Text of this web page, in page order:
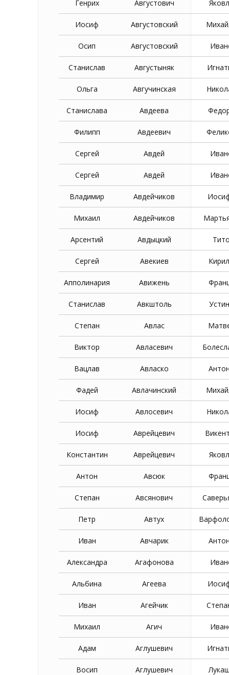
Генрих Августович
Иосиф Августовский
Осип Августовский
Станислав Августыняк
Ольга Авгучинская
Станислава Авдеева
Филипп Авдеевич
Сергей Авдей
Сергей Авдей
Владимир Авдейчиков
Михаил Авдейчиков
Арсентий Авдыцкий
Сергей Авекиев
Апполинария Авижень
Станислав Авкштоль
Степан Авлас
Виктор Авласевич
Вацлав Авласко
Фадей Авлачинский
Иосиф Авлосевич
Иосиф Аврейцевич
Константин Аврейцевич
Антон Авсюк
Степан Авсянович
Петр Автух
Иван Авчарик
Александра Агафонова
Альбина Агеева
Иван Агейчик
Михаил Агич
Адам Аглушевич
Восип Аглушевич